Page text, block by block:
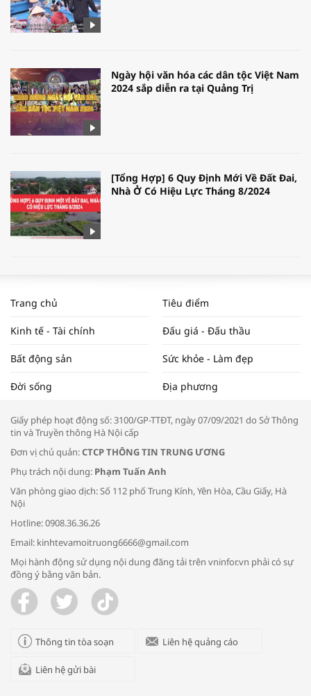
Ngày hội văn hóa các dân tộc Việt Nam
2024 sắp diễn ra tại Quảng Trị
[Tổng Hợp] 6 Quy Định Mới Về Đất Đai,
Nhà Ở Có Hiệu Lực Tháng 8/2024
NAM NĂM 2024 VÀ NĂM 2025 | NHỊP
ĐẬP THỊ TRƯỜNG #62
Tọa đàm “Xúc tiến thương mại: Khơi
Bác sĩ tư vấn cách phòng tránh bệnh
đường hô hấp trong thời tiết giao mùa
Trao yêu thương cho em
Trang chủ Tiêu điểm
Kinh tế - Tài chính Đấu giá - Đấu thầu
Bất động sản Sức khỏe - Làm đẹp
Đời sống Địa phương
Giấy phép hoạt động số: 3100/GP-TTĐT, ngày 07/09/2021 do Sở Thông
tin và Truyền thông Hà Nội cấp
Đơn vị chủ quản:CTCP THÔNG TIN TRUNG ƯƠNG
Phụ trách nội dung: Phạm Tuấn Anh
Văn phòng giao dịch: Số 112 phố Trung Kính, Yên Hòa, Cầu Giấy, Hà
Nội
Hotline: 0908.36.36.26
Email: kinhtevamoitruong6666@gmail.com
Mọi hành động sử dụng nội dung đăng tải trên vninfor.vn phải có sự
đồng ý bằng văn bản.
Thông tin tòa soạn Liên hệ quảng cáo
Liên hệ gửi bài